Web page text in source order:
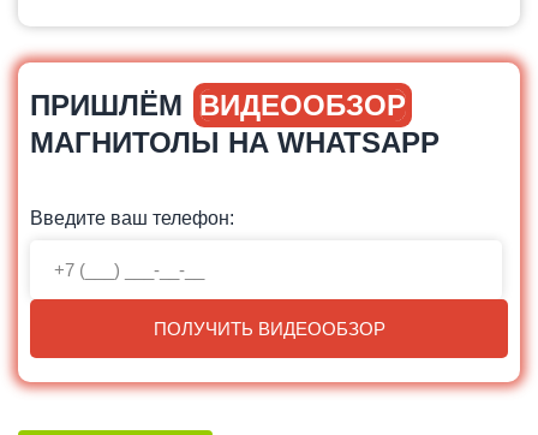
ПРИШЛЁМ ВИДЕООБЗОР
МАГНИТОЛЫ НА WHATSAPP
Введите ваш телефон:
ПОЛУЧИТЬ ВИДЕООБЗОР